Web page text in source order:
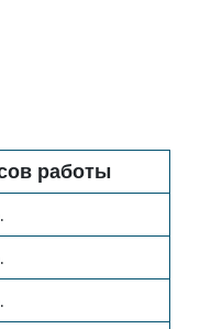
работы